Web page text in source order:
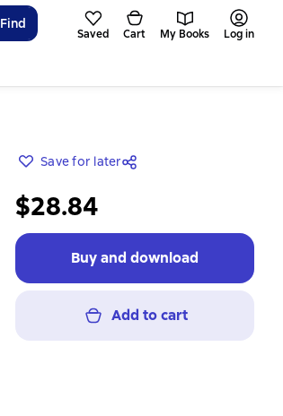
Find
Saved Cart My Books Log in
Save for later
$28.84
Buy and download
Add to cart